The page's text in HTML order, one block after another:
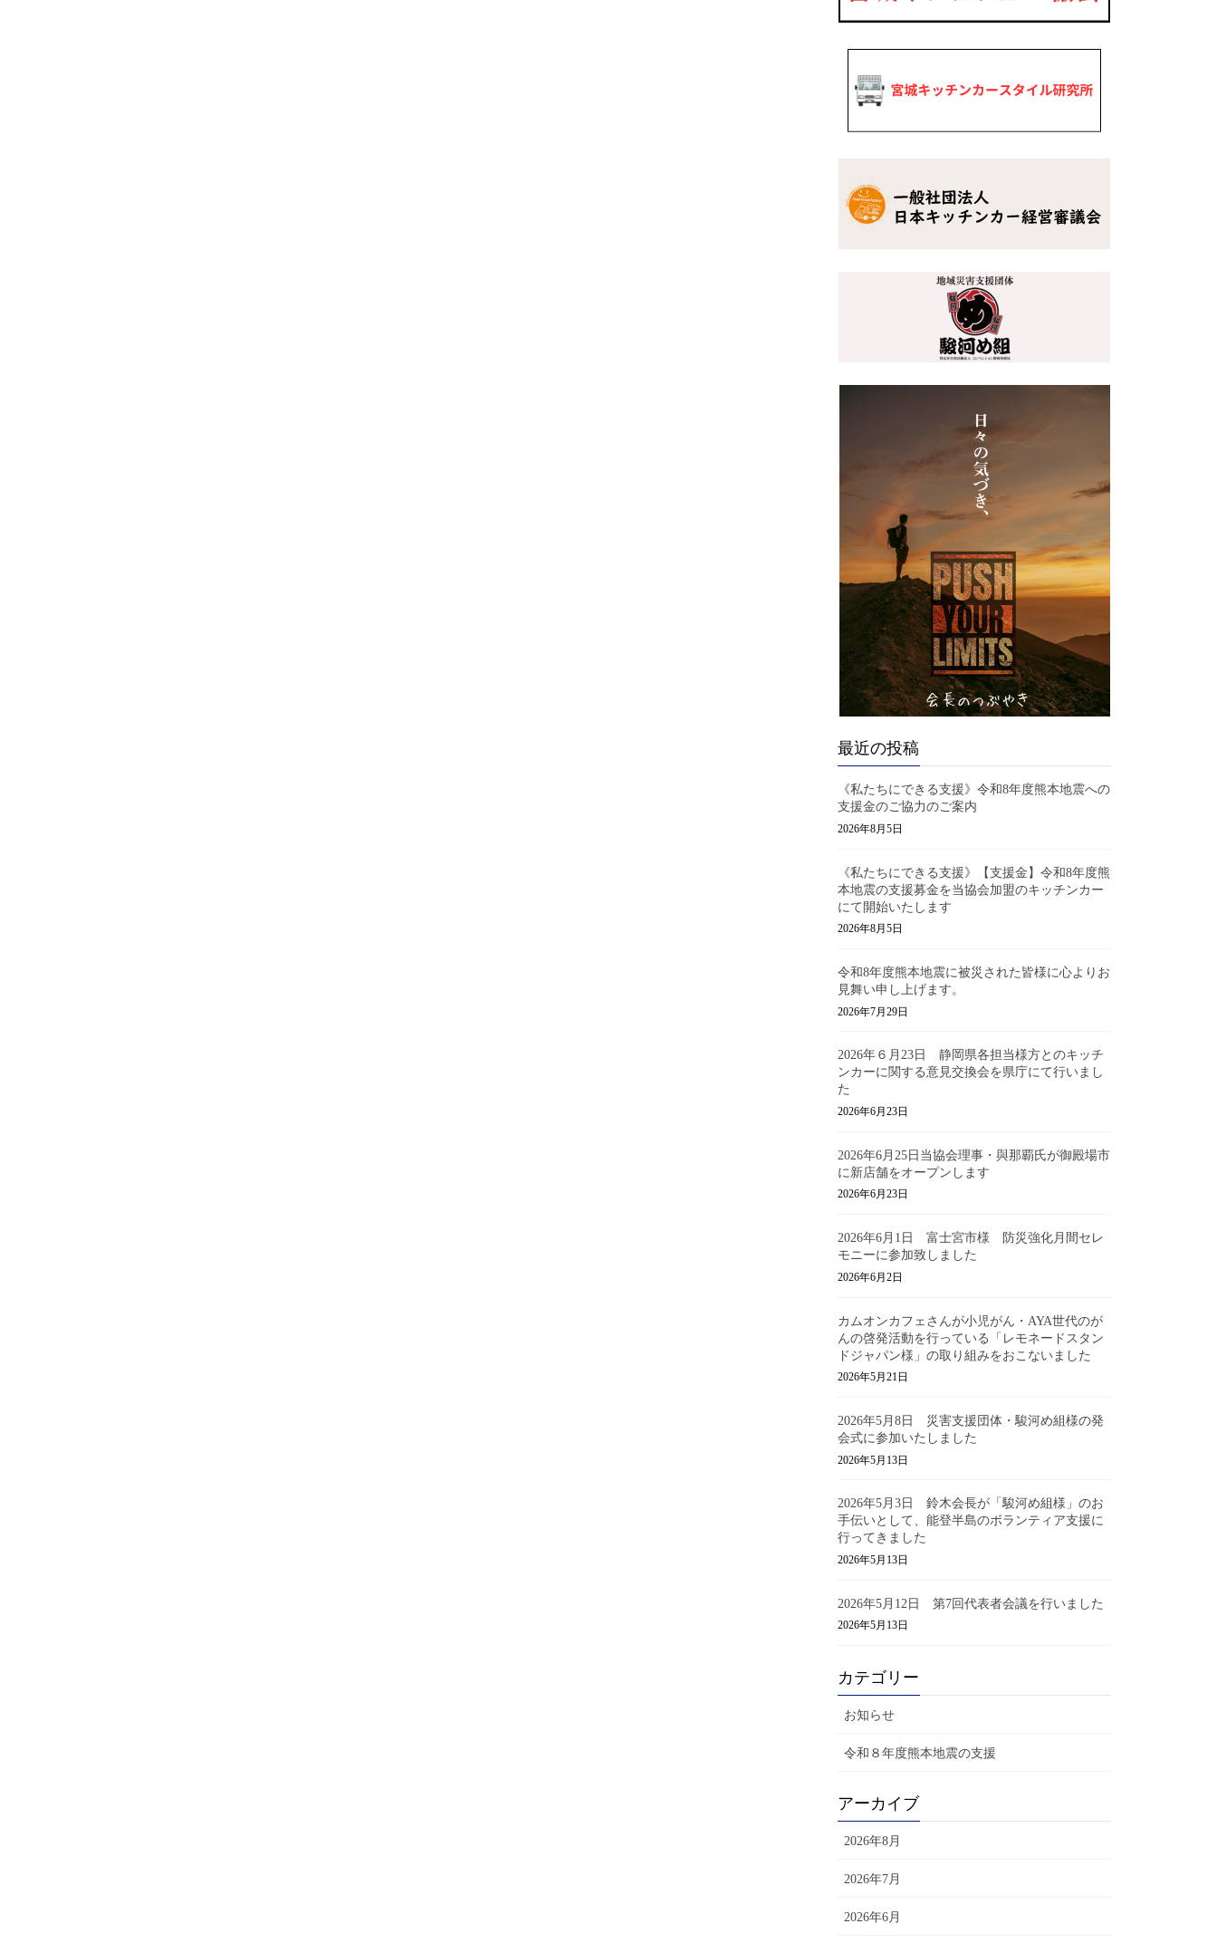
最近の投稿
《私たちにできる支援》令和8年度熊本地震への
支援金のご協力のご案内
2026年8月5日
《私たちにできる支援》【支援金】令和8年度熊
本地震の支援募金を当協会加盟のキッチンカー
にて開始いたします
2026年8月5日
令和8年度熊本地震に被災された皆様に心よりお
見舞い申し上げます。
2026年7月29日
2026年６月23日 静岡県各担当様方とのキッチ
ンカーに関する意見交換会を県庁にて行いまし
た
2026年6月23日
2026年6月25日当協会理事・與那覇氏が御殿場市
に新店舗をオープンします
2026年6月23日
2026年6月1日 富士宮市様 防災強化月間セレ
モニーに参加致しました
2026年6月2日
カムオンカフェさんが小児がん・AYA世代のが
んの啓発活動を行っている「レモネードスタン
ドジャパン様」の取り組みをおこないました
2026年5月21日
2026年5月8日 災害支援団体・駿河め組様の発
会式に参加いたしました
2026年5月13日
2026年5月3日 鈴木会長が「駿河め組様」のお
手伝いとして、能登半島のボランティア支援に
行ってきました
2026年5月13日
2026年5月12日 第7回代表者会議を行いました
2026年5月13日
カテゴリー
お知らせ
令和８年度熊本地震の支援
アーカイブ
2026年8月
2026年7月
2026年6月